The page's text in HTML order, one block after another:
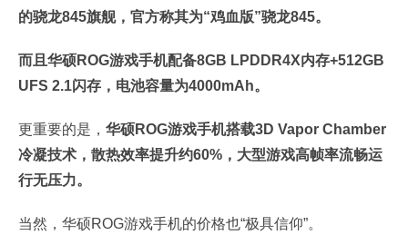
的骁龙845旗舰，官方称其为“鸡血版”骁龙845。
而且华硕ROG游戏手机配备8GB LPDDR4X内存+512GB
UFS 2.1闪存，电池容量为4000mAh。
更重要的是， 华硕ROG游戏手机搭载3D Vapor Chamber
冷凝技术，散热效率提升约60%，大型游戏高帧率流畅运
行无压力。
当然，华硕ROG游戏手机的价格也“极具信仰”。